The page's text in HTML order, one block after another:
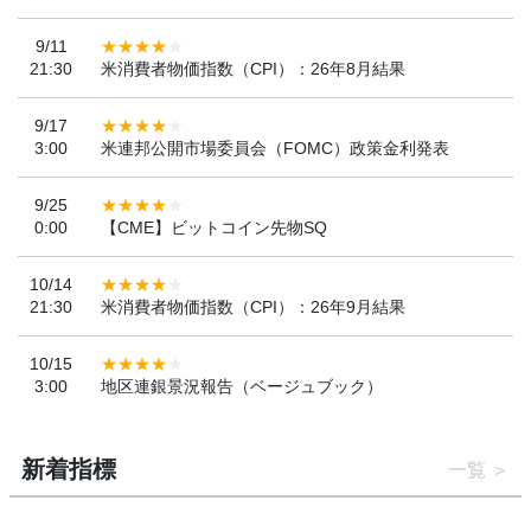
9/11
21:30
米消費者物価指数（CPI）：26年8月結果
9/17
3:00
米連邦公開市場委員会（FOMC）政策金利発表
9/25
0:00
【CME】ビットコイン先物SQ
10/14
21:30
米消費者物価指数（CPI）：26年9月結果
10/15
3:00
地区連銀景況報告（ベージュブック）
新着指標 一覧